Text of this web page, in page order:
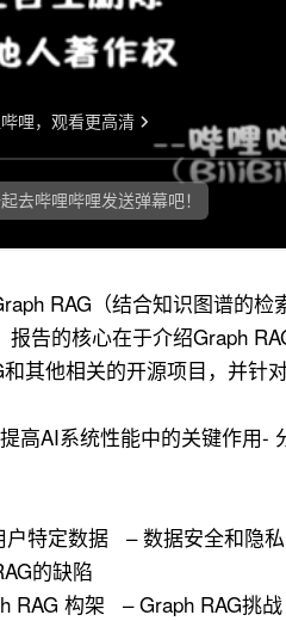
RAG（结合知识图谱的检
告的核心在于介绍Graph
其他相关的开源项目，并针
AI系统性能中的关键作用-
特定数据 – 数据安全和隐
的缺陷
RAG 构架 – Graph RAG挑战